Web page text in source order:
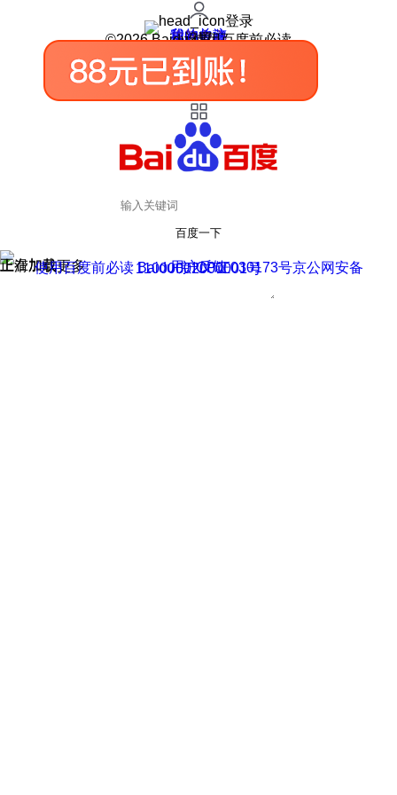
登录
我的关注
我的收藏
皮肤中心
用户反馈
设置
©2026 Baidu 使用百度前必读
百度一下
正在加载
上滑加载更多 用户反馈
使用百度前必读 Baidu 京ICP证030173号
京公网安备11000002000001号